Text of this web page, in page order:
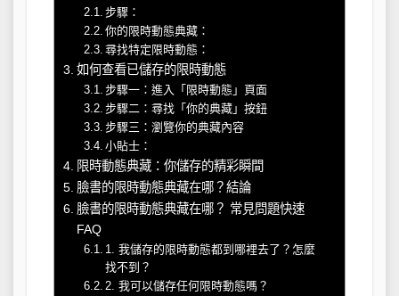
步驟：
你的限時動態典藏：
尋找特定限時動態：
如何查看已儲存的限時動態
步驟一：進入「限時動態」頁面
步驟二：尋找「你的典藏」按鈕
步驟三：瀏覽你的典藏內容
小貼士：
限時動態典藏：你儲存的精彩瞬間
臉書的限時動態典藏在哪？結論
臉書的限時動態典藏在哪？ 常見問題快速
FAQ
1. 我儲存的限時動態都到哪裡去了？怎麼
找不到？
2. 我可以儲存任何限時動態嗎？